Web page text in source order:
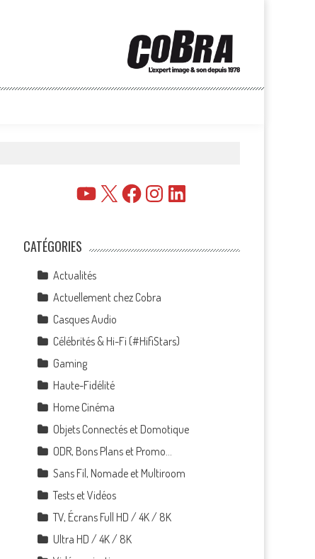
YouTube
X FacebookInstagramLinkedIn
CATÉGORIES
Actualités
Actuellement chez Cobra
Casques Audio
Célébrités & Hi-Fi (#HifiStars)
Gaming
Haute-Fidélité
Home Cinéma
Objets Connectés et Domotique
ODR, Bons Plans et Promo…
Sans Fil, Nomade et Multiroom
Tests et Vidéos
TV, Écrans Full HD / 4K / 8K
Ultra HD / 4K / 8K